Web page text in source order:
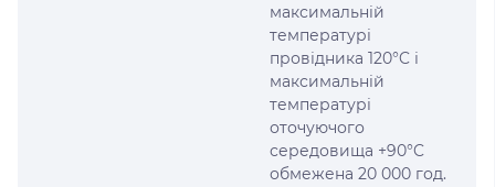
максимальній
температурі
провідника 120°C і
максимальній
температурі
оточуючого
середовища +90°C
обмежена 20 000 год.